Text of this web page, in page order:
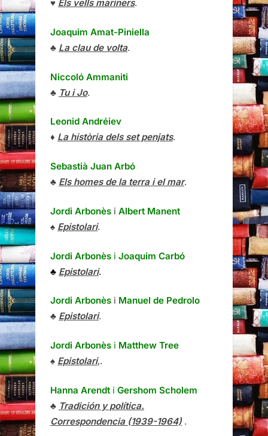
♥ Els vells mariners.
Joaquim Amat-Piniella
♣ La clau de volta.
Niccoló Ammaniti
♣ Tu i Jo.
Leonid Andréiev
♦ La història dels set penjats.
Sebastià Juan Arbó
♣ Els homes de la terra i el mar.
Jordi Arbonès i Albert Manent
♠ Epistolari.
Jordi Arbonès i Joaquim Carbó
♣ Epistolari.
Jordi Arbonès i Manuel de Pedrolo
♣ Epistolari.
Jordi Arbonès i Matthew Tree
♠ Epistolari,.
Hanna Arendt i Gershom Scholem
♣ Tradición y política.
Correspondencia (1939-1964) .